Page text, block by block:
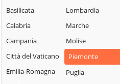
Borbera
Borgo San
Martino
Grognardo
Grondona
Guazzora
Basilicata
Calabria
Campania
Città del Vaticano
Emilia-Romagna
Lombardia
Marche
Molise
Piemonte
Puglia